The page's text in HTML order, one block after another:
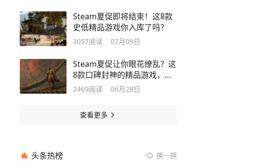
Steam夏促即将结束！这8款
史低精品游戏你入库了吗？
3057阅读 07月09日
Steam夏促让你眼花缭乱？这
8款口碑封神的精品游戏，值
得一试！
2469阅读 06月28日
查看更多
头条热榜 换一换